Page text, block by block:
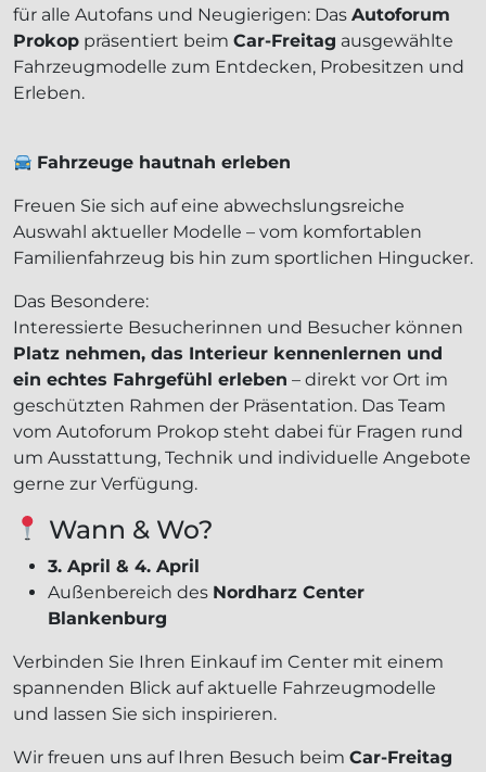
für alle Autofans und Neugierigen: Das Autoforum
Prokop präsentiert beim Car-Freitag ausgewählte
Fahrzeugmodelle zum Entdecken, Probesitzen und
Erleben.
Fahrzeuge hautnah erleben
Freuen Sie sich auf eine abwechslungsreiche
Auswahl aktueller Modelle – vom komfortablen
Familienfahrzeug bis hin zum sportlichen Hingucker.
Das Besondere:
Interessierte Besucherinnen und Besucher können
Platz nehmen, das Interieur kennenlernen und
ein echtes Fahrgefühl erleben – direkt vor Ort im
geschützten Rahmen der Präsentation. Das Team
vom Autoforum Prokop steht dabei für Fragen rund
um Ausstattung, Technik und individuelle Angebote
gerne zur Verfügung.
Wann & Wo?
3. April & 4. April
Außenbereich des Nordharz Center
Blankenburg
Verbinden Sie Ihren Einkauf im Center mit einem
spannenden Blick auf aktuelle Fahrzeugmodelle
und lassen Sie sich inspirieren.
Wir freuen uns auf Ihren Besuch beim Car-Freitag